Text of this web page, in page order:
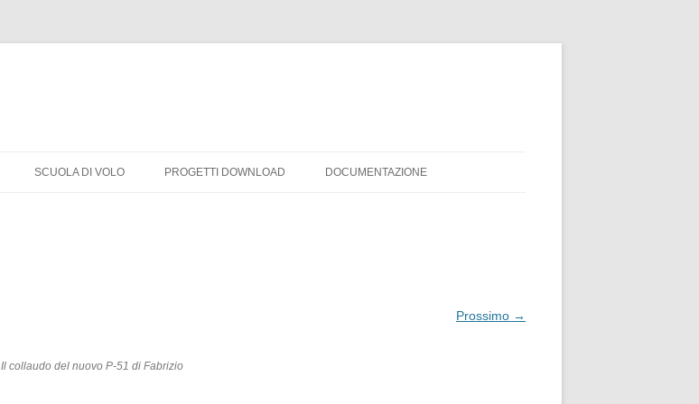
al
SCUOLA DI VOLO PROGETTI DOWNLOAD DOCUMENTAZIONE
Prossimo →
Il collaudo del nuovo P-51 di Fabrizio